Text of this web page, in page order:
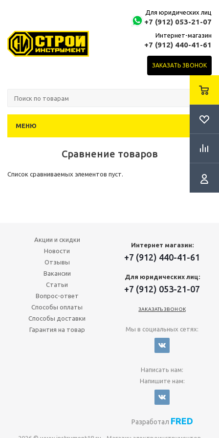
Для юридических лиц
+7 (912) 053-21-07
Интернет-магазин
+7 (912) 440-41-61
ЗАКАЗАТЬ ЗВОНОК
МЕНЮ
Сравнение товаров
Список сравниваемых элементов пуст.
Акции и скидки
Новости
Отзывы
Вакансии
Статьи
Вопрос-ответ
Способы оплаты
Способы доставки
Гарантия на товар
Интернет магазин:
+7 (912) 440-41-61
Для юридических лиц:
+7 (912) 053-21-07
ЗАКАЗАТЬ ЗВОНОК
Мы в социальных сетях:
Написать нам:
Напишите нам:
Разработал FRED